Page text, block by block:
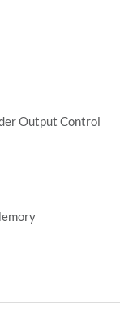
Output Control